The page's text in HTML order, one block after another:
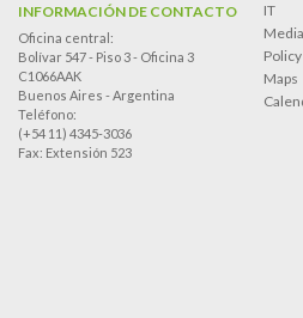
INFORMACIÓN DE CONTACTO
Oficina central:
Bolívar 547 - Piso 3 - Oficina 3
C1066AAK
Buenos Aires - Argentina
Teléfono:
(+54 11) 4345-3036
Fax: Extensión 523
IT
Maps